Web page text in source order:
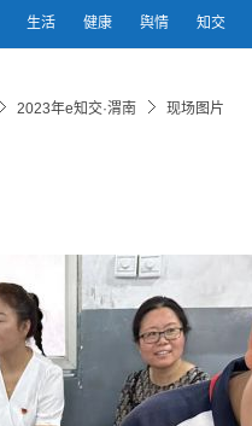
生活 健康 舆情 知交
2023年e知交·渭南 现场图片